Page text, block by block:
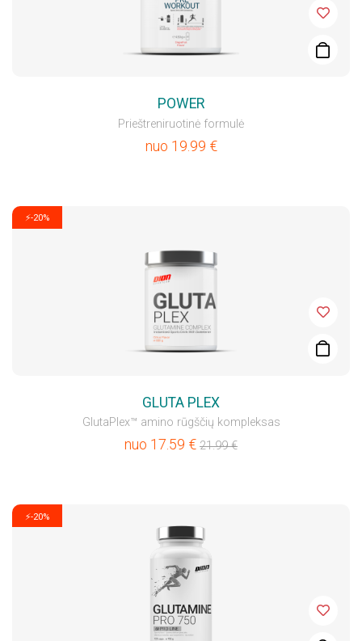
POWER
Prieštreniruotinė formulė
nuo 19.99 €
⚡-20%
GLUTA PLEX
GlutaPlex™ amino rūgščių kompleksas
nuo 17.59 € 21.99€
⚡-20%